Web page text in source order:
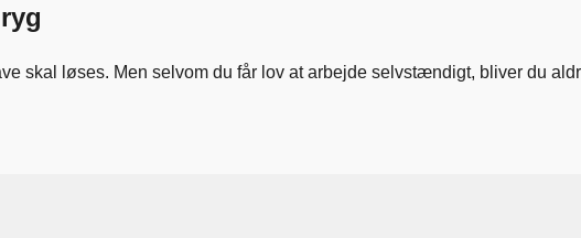
skal løses. Men selvom du får lov at arbejde selvstændigt, bliver du